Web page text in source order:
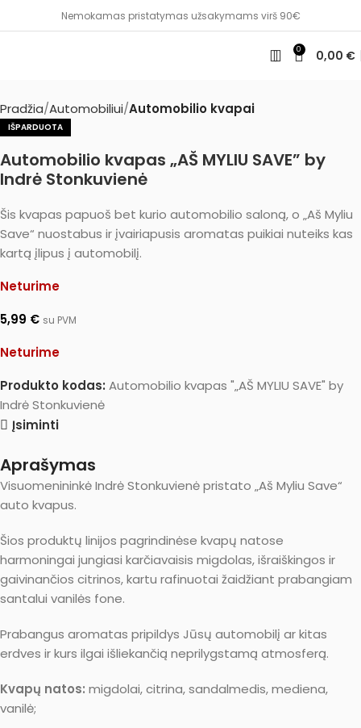
Nemokamas pristatymas užsakymams virš 90€
0 0,00 €
Pradžia Automobiliui Automobilio kvapai
IŠPARDUOTA
Automobilio kvapas „AŠ MYLIU SAVE” by
Indrė Stonkuvienė
Šis kvapas papuoš bet kurio automobilio saloną, o „Aš Myliu
Save“ nuostabus ir įvairiapusis aromatas puikiai nuteiks kas
kartą įlipus į automobilį.
Neturime
5,99 € su PVM
Neturime
Produkto kodas: Automobilio kvapas "„AŠ MYLIU SAVE" by
Indrė Stonkuvienė
Įsiminti
Aprašymas
Visuomenininkė Indrė Stonkuvienė pristato „Aš Myliu Save“
auto kvapus.
Šios produktų linijos pagrindinėse kvapų natose
harmoningai jungiasi karčiavaisis migdolas, išraiškingos ir
gaivinančios citrinos, kartu rafinuotai žaidžiant prabangiam
santalui vanilės fone.
Prabangus aromatas pripildys Jūsų automobilį ar kitas
erdves ir kurs ilgai išliekančią neprilygstamą atmosferą.
Kvapų natos: migdolai, citrina, sandalmedis, mediena,
vanilė;